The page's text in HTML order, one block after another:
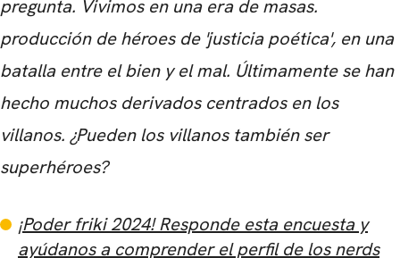
pregunta. Vivimos en una era de masas.
producción de héroes de 'justicia poética', en una
batalla entre el bien y el mal. Últimamente se han
hecho muchos derivados centrados en los
villanos. ¿Pueden los villanos también ser
superhéroes?
¡Poder friki 2024! Responde esta encuesta y
ayúdanos a comprender el perfil de los nerds